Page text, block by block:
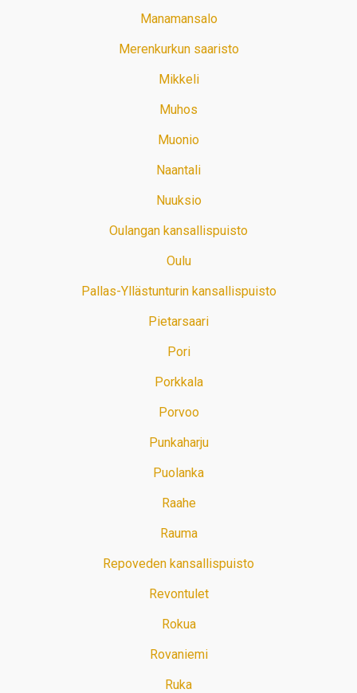
Manamansalo
Merenkurkun saaristo
Mikkeli
Muhos
Muonio
Naantali
Nuuksio
Oulangan kansallispuisto
Oulu
Pallas-Yllästunturin kansallispuisto
Pietarsaari
Pori
Porkkala
Porvoo
Punkaharju
Puolanka
Raahe
Rauma
Repoveden kansallispuisto
Revontulet
Rokua
Rovaniemi
Ruka